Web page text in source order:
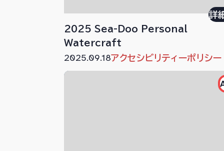
2025 Sea-Doo Personal
Watercraft
詳
2025.09.18アクセシビリティーポリシー